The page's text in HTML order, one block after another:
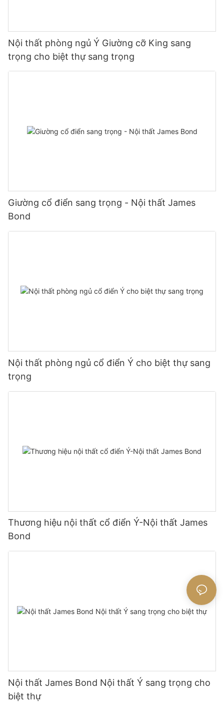
Nội thất phòng ngủ Ý Giường cỡ King sang
trọng cho biệt thự sang trọng
Giường cổ điển sang trọng - Nội thất James
Bond
Nội thất phòng ngủ cổ điển Ý cho biệt thự sang
trọng
Thương hiệu nội thất cổ điển Ý-Nội thất James
Bond
Nội thất James Bond Nội thất Ý sang trọng cho
biệt thự